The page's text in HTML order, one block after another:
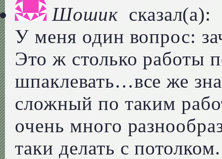
Шошик сказал(а):
У меня один вопрос:
Это ж столько работы
шпаклевать…все же
сложный по таким
очень много
таки делать с